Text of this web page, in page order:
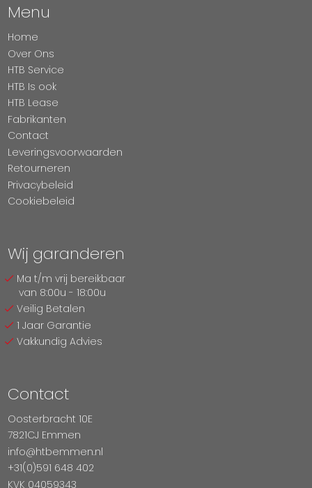
Menu
Home
Over Ons
HTB Service
HTB Is ook
HTB Lease
Fabrikanten
Contact
Leveringsvoorwaarden
Retourneren
Privacybeleid
Cookiebeleid
Wij garanderen
Ma t/m vrij bereikbaar
van 8:00u - 18:00u
Veilig Betalen
1 Jaar Garantie
Vakkundig Advies
Contact
Oosterbracht 10E
7821CJ Emmen
info@htbemmen.nl
+31(0)591 648 402
KVK 04059343